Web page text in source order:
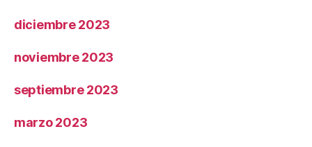
diciembre 2023
noviembre 2023
septiembre 2023
marzo 2023